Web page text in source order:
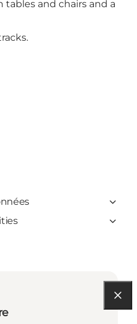
and chairs and a